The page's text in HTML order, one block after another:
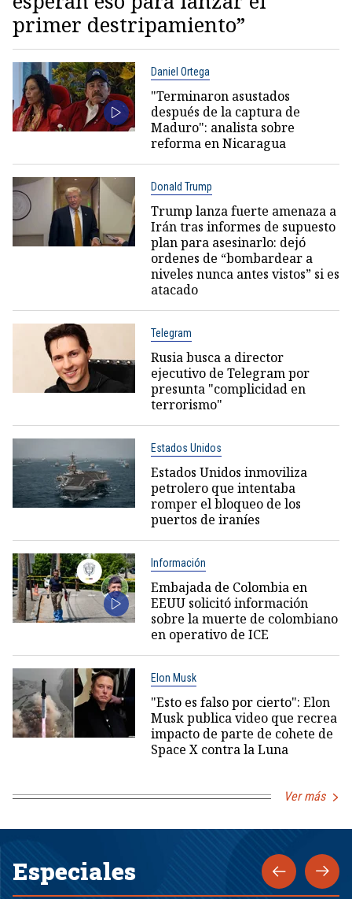
primer destripamiento”
Daniel Ortega
"Terminaron asustados
después de la captura de
Maduro": analista sobre
reforma en Nicaragua
Donald Trump
Trump lanza fuerte amenaza a
Irán tras informes de supuesto
plan para asesinarlo: dejó
ordenes de “bombardear a
niveles nunca antes vistos” si es
atacado
Telegram
Rusia busca a director
ejecutivo de Telegram por
presunta "complicidad en
terrorismo"
Estados Unidos
Estados Unidos inmoviliza
petrolero que intentaba
romper el bloqueo de los
puertos de iraníes
Información
Embajada de Colombia en
EEUU solicitó información
sobre la muerte de colombiano
en operativo de ICE
Elon Musk
"Esto es falso por cierto": Elon
Musk publica video que recrea
impacto de parte de cohete de
Space X contra la Luna
Ver más
Especiales